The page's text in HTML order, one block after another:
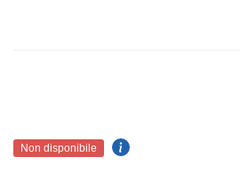
Non disponibile